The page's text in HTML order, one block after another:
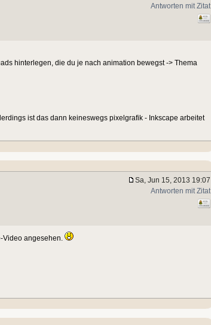
Antworten mit Zitat
hinterlegen, die du je nach animation bewegst -> Thema
ist das dann keineswegs pixelgrafik - Inkscape arbeitet
Sa, Jun 15, 2013 19:07
Antworten mit Zitat
Video angesehen.